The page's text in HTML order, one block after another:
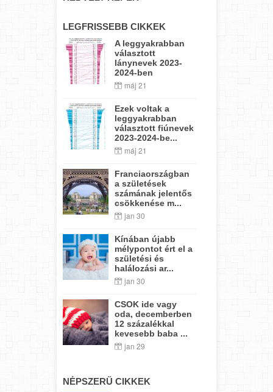
LEGFRISSEBB CIKKEK
A leggyakrabban
választott
lánynevek 2023-
2024-ben
máj 21
Ezek voltak a
leggyakrabban
választott fiúnevek
2023-2024-be...
máj 21
Franciaországban
a születések
számának jelentős
csökkenése m...
jan 30
Kínában újabb
mélypontot ért el a
születési és
halálozási ar...
jan 30
CSOK ide vagy
oda, decemberben
12 százalékkal
kevesebb baba ...
jan 29
NÉPSZERŰ CIKKEK